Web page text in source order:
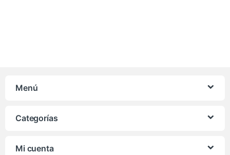
Menú
Categorías
Mi cuenta